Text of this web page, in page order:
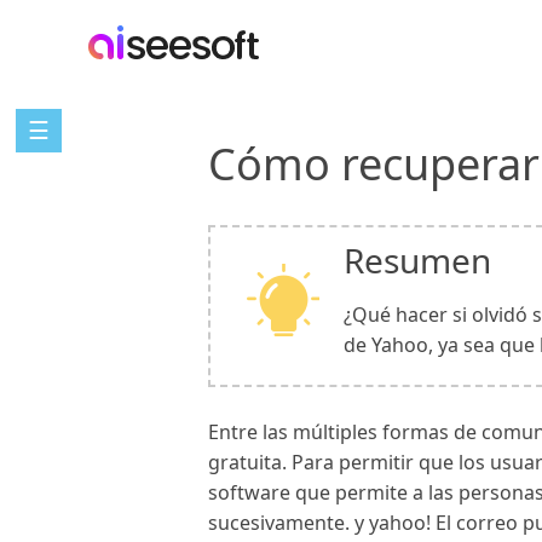
☰
Cómo
Resumen
¿Qué hacer si olvidó
de Yahoo, ya sea
Entre las múltiples formas de
gratuita. Para permitir que los
software que permite a las
sucesivamente. y yahoo! El correo